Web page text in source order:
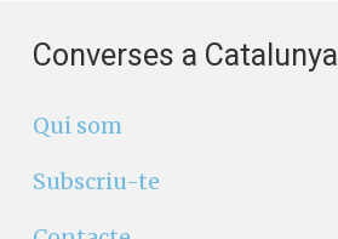
Converses a Catalunya
Qui som
Subscriu-te